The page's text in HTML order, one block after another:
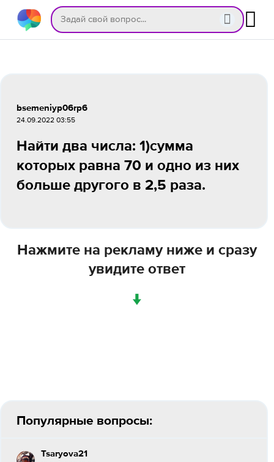
bsemeniyp06rp6
24.09.2022 03:55
Найти два числа: 1)сумма
которых равна 70 и одно из них
больше другого в 2,5 раза.
Нажмите на рекламу ниже и сразу
увидите ответ
↓
Популярные вопросы:
Tsaryova21